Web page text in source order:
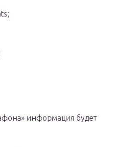
информация будет